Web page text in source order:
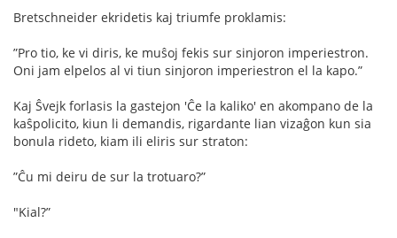
Bretschneider ekridetis kaj triumfe proklamis:
”Pro tio, ke vi diris, ke muŝoj fekis sur sinjoron imperiestron.
Oni jam elpelos al vi tiun sinjoron imperiestron el la kapo.”
Kaj Ŝvejk forlasis la gastejon 'Ĉe la kaliko' en akompano de la
kaŝpolicito, kiun li demandis, rigardante lian vizaĝon kun sia
bonula rideto, kiam ili eliris sur straton:
”Ĉu mi deiru de sur la trotuaro?”
"Kial?”